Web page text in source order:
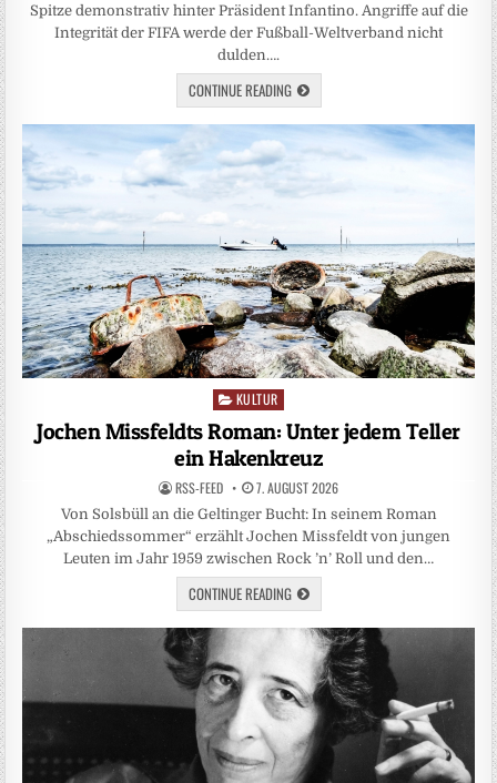
Spitze demonstrativ hinter Präsident Infantino. Angriffe auf die
Integrität der FIFA werde der Fußball-Weltverband nicht
dulden….
CONTINUE READING
Posted
in
KULTUR
Jochen Missfeldts Roman: Unter jedem Teller
ein Hakenkreuz
RSS-FEED 7. AUGUST 2026
Von Solsbüll an die Geltinger Bucht: In seinem Roman
„Abschiedssommer“ erzählt Jochen Missfeldt von jungen
Leuten im Jahr 1959 zwischen Rock ’n’ Roll und den…
CONTINUE READING